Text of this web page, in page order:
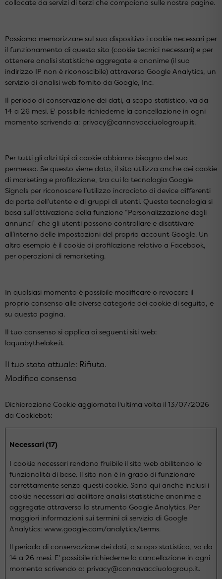
collocate da servizi di terzi che compaiono sulle nostre pagine.
Possiamo memorizzare sul suo dispositivo i cookie necessari per
il funzionamento di questo sito (cookie tecnici necessari) e per
ottenere analisi statistiche aggregate e anonime (il suo
indirizzo IP non è riconoscibile) attraverso Google Analytics, un
servizio di analisi web fornito da Google, Inc.
Il periodo di conservazione dei dati, a scopo statistico, va da
14 a 26 mesi. E' possibile richiederne la cancellazione in ogni
momento scrivendo a: privacy@cannavacciuologroup.it.
Per tutti gli altri tipi di cookie abbiamo bisogno del suo
permesso. Se questo viene dato, il sito utilizza anche dei cookie
di marketing e profilazione, tra cui la tecnologia Google
Signals per riconoscere l’utilizzo incrociato di device differenti
da parte dell’utente e di gruppi di utenti. Questa tecnologia si
basa sull’attivazione della funzione “Personalizzazione degli
annunci” che gli utenti possono controllare e disattivare
all’interno delle impostazioni del proprio account Google. Un
altro esempio è il cookie di profilazione relativo a Facebook,
per operazioni di remarketing.
In qualsiasi momento è possibile modificare o revocare il
proprio consenso alle diverse categorie dei cookie di seguito, e
su questa pagina.
Il tuo consenso si applica ai seguenti siti web:
laquabythelake.it
Il tuo stato attuale: Rifiuta.
Modifica consenso
Dichiarazione Cookie aggiornata l'ultima volta il 13/07/2026
da Cookiebot:
Necessari (17)
I cookie necessari rendono fruibile il sito web abilitando le
funzionalità di base. Il sito non è in grado di funzionare
correttamente senza questi cookie. Sono qui anche inclusi i
cookie necessari ad abilitare analisi statistiche anonime e
aggregate attraverso lo strumento Google Analytics. Per
maggiori informazioni sui termini di servizio di Google
Analytics: www.google.com/analytics/terms.
Il periodo di conservazione dei dati, a scopo statistico, va da
14 a 26 mesi. E' possibile richiederne la cancellazione in ogni
momento scrivendo a: privacy@cannavacciuologroup.it.